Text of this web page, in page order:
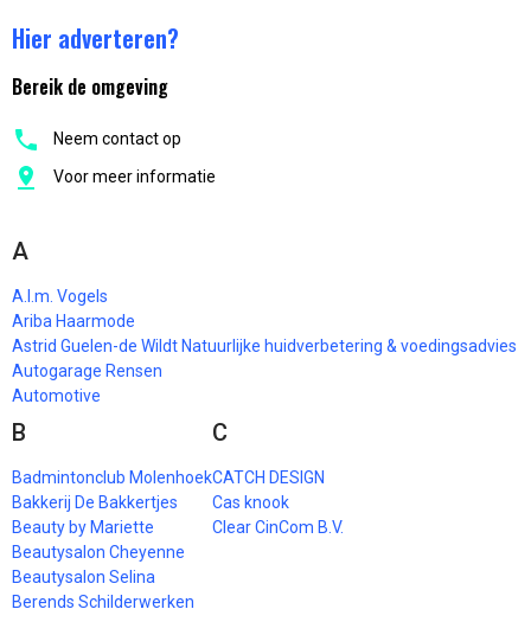
Hier adverteren?
Bereik de omgeving
Neem contact op
Voor meer informatie
A
A.l.m. Vogels
Ariba Haarmode
Astrid Guelen-de Wildt Natuurlijke huidverbetering & voedingsadvies
Autogarage Rensen
Automotive
B
Badmintonclub Molenhoek
Bakkerij De Bakkertjes
Beauty by Mariette
Beautysalon Cheyenne
Beautysalon Selina
Berends Schilderwerken
C
CATCH DESIGN
Cas knook
Clear CinCom B.V.